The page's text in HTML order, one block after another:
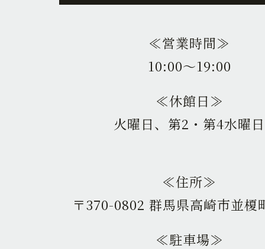
≪営業時間≫
10:00〜19:00
≪休館日≫
火曜日、第2・第4水曜日
≪住所≫
〒370-0802 群馬県高崎市並榎
≪駐車場≫